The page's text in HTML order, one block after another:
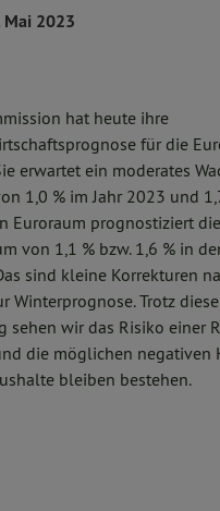
Mai 2023
hat heute ihre
für die
erwartet ein moderates
1,0 % im Jahr 2023 und
Euroraum prognostiziert
von 1,1 % bzw. 1,6 % in
sind kleine Korrekturen
Winterprognose. Trotz
sehen wir das Risiko einer
die möglichen negativen
bleiben bestehen.